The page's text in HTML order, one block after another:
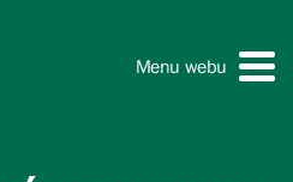
Menu webu